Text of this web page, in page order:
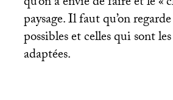
paysage. Il faut qu’on
possibles et celles qui sont
adaptées.